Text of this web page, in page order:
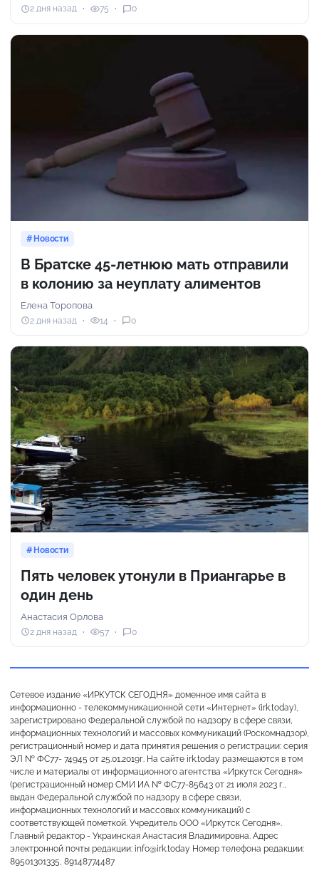
2 дня назад 75 0
Новости
В Братске 45-летнюю мать отправили
в колонию за неуплату алиментов
Елена Торопова
2 дня назад 14 0
Новости
Пять человек утонули в Приангарье в
один день
Анастасия Орлова
2 дня назад 57 0
Сетевое издание «ИРКУТСК СЕГОДНЯ» доменное имя сайта в
информационно - телекоммуникационной сети «Интернет» (irk.today),
зарегистрировано Федеральной службой по надзору в сфере связи,
информационных технологий и массовых коммуникаций (Роскомнадзор),
регистрационный номер и дата принятия решения о регистрации: серия
ЭЛ № ФС77- 74945 от 25.01.2019г. На сайте irk.today размещаются в том
числе и материалы от информационного агентства «Иркутск Сегодня»
(регистрационный номер СМИ ИА № ФС77-85643 от 21 июля 2023 г.,
выдан Федеральной службой по надзору в сфере связи,
информационных технологий и массовых коммуникаций) с
соответствующей пометкой. Учредитель ООО «Иркутск Сегодня».
Главный редактор - Украинская Анастасия Владимировна. Адрес
электронной почты редакции: info@irk.today Номер телефона редакции:
89501301335, 89148774487